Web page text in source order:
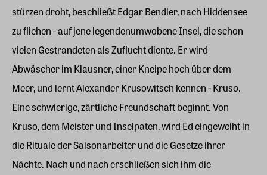
stürzen droht, beschließt Edgar Bendler, nach Hiddensee
zu fliehen - auf jene legendenumwobene Insel, die schon
vielen Gestrandeten als Zuflucht diente. Er wird
Abwäscher im Klausner, einer Kneipe hoch über dem
Meer, und lernt Alexander Krusowitsch kennen - Kruso.
Eine schwierige, zärtliche Freundschaft beginnt. Von
Kruso, dem Meister und Inselpaten, wird Ed eingeweiht in
die Rituale der Saisonarbeiter und die Gesetze ihrer
Nächte. Nach und nach erschließen sich ihm die